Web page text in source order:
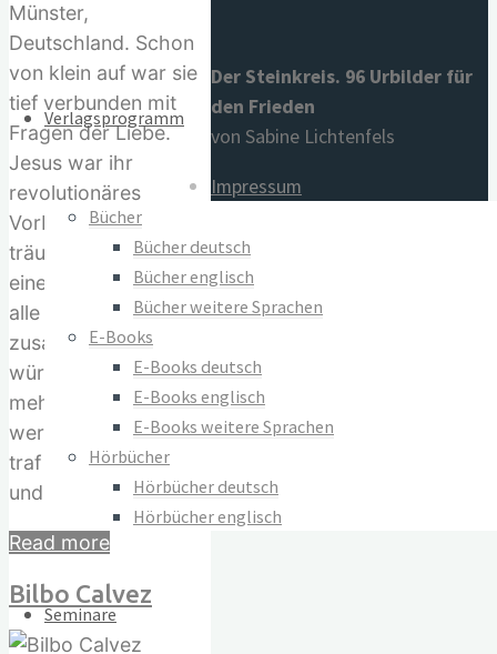
Verlagsprogramm
Bücher
Bücher deutsch
Bücher englisch
Bücher weitere Sprachen
E-Books
E-Books deutsch
E-Books englisch
E-Books weitere Sprachen
Hörbücher
Hörbücher deutsch
Hörbücher englisch
Seminare
Münster,
Deutschland. Schon
von klein auf war sie
tief verbunden mit
Fragen der Liebe.
Jesus war ihr
revolutionäres
Vorbild. Mit 16
träumte sie von
einem Dorf, in dem
alle Liebenden
zusammen leben
würden und niemand
mehr verlassen
werden musste. 1978
traf sie Dieter Duhm
und…
Read more"Sabine
Bilbo Calvez
Der Steinkreis. 96 Urbilder für
den Frieden
von Sabine Lichtenfels
Impressum
Widerrufsrecht
Datenschutz
© 2023–2026 Verlag Meiga